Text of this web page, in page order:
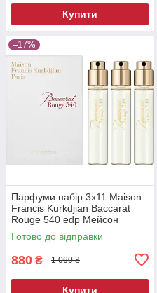
Купити
–17%
Парфуми набір 3x11 Maison
Francis Kurkdjian Baccarat
Rouge 540 edp Мейсон
Франсіс Баккарат Руж 540
Парфуми 33 мл.
Готово до відправки
880 ₴ 1 060 ₴
Купити